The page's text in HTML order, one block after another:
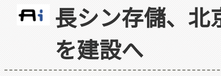
長シン存儲、北
を建設へ